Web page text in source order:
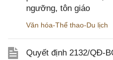
ngưỡng, tôn giáo
Văn hóa-Thể thao-Du lịch
Quyết định 2132/QĐ-